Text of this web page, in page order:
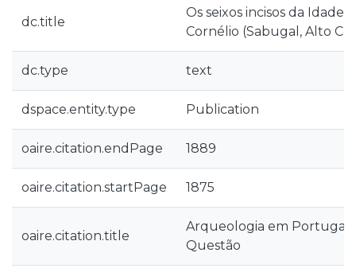
dc.title
Os seixos incisos da Idade
Cornélio (Sabugal, Alto
dc.type text
dspace.entity.type Publication
oaire.citation.endPage 1889
oaire.citation.startPage 1875
oaire.citation.title
Arqueologia em Portugal
Questão